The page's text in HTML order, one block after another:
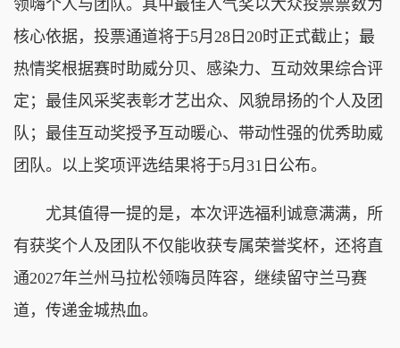
领嗨个人与团队。其中最佳人气奖以大众投票票数为
核心依据，投票通道将于5月28日20时正式截止；最
热情奖根据赛时助威分贝、感染力、互动效果综合评
定；最佳风采奖表彰才艺出众、风貌昂扬的个人及团
队；最佳互动奖授予互动暖心、带动性强的优秀助威
团队。以上奖项评选结果将于5月31日公布。
尤其值得一提的是，本次评选福利诚意满满，所
有获奖个人及团队不仅能收获专属荣誉奖杯，还将直
通2027年兰州马拉松领嗨员阵容，继续留守兰马赛
道，传递金城热血。